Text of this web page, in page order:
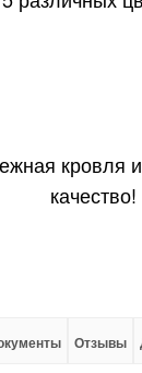
кровля
качество!
Отзывы